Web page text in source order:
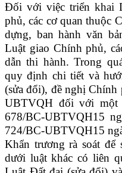
Đối với việc triển khai
phủ, các cơ quan thuộc
dựng, ban hành văn
Luật giao Chính phủ,
dẫn thi hành. Trong
quy định chi tiết và
(sửa đổi), đề nghị
UBTVQH đối với một
678/BC-UBTVQH15
724/BC-UBTVQH15
Khẩn trương rà soát để
dưới luật khác có liên